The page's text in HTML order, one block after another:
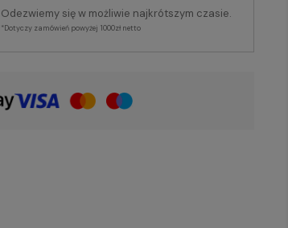
Odezwiemy się w możliwie najkrótszym czasie.
*Dotyczy zamówień powyżej 1000zł netto